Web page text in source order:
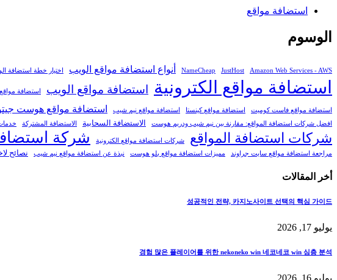
استضافة مواقع
الوسوم
Amazon Web Services - AWS
JustHost
NameCheap أنواع استضافة مواقع الويب اختيار خطة استضافة
استضافة مواقع الكترونية استضافة مواقع الويب استضافة
استضافة مواقع فاست كوميت استضافة مواقع كينستا استضافة مواقع نيم شيب استضافة مواقع هوست
افضل شركات استضافة المواقع: مقارنة بين نيم شيب ودريم هوست الاستضافة السحابية الاستضافة المشتركة
شركات استضافة المواقع شركات استضافة مواقع الكترونية شركة
مراجعة استضافة مواقع سايت جراوند
مميزات استضافة مواقع بلو هوست نبذة عن استضافة مواقع نيم شيب نصائح
أخر المقالات
성공적인 전략, 카지노사이트 선택의 핵심 가이드
يوليو 17, 2026
경험 많은 플레이어를 위한 nekoneko win 네코네코 win 심층 분석
يوليو 16, 2026